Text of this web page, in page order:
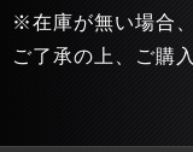
※在庫が無い場合
ご了承の上、ご購